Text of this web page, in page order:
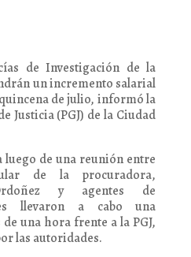
de Investigación de la
un incremento salarial
de julio, informó la
Justicia (PGJ) de la Ciudad
luego de una reunión entre
de la procuradora,
y agentes de
llevaron a cabo una
una hora frente a la PGJ,
las autoridades.